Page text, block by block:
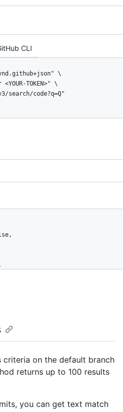
CLI
search/code?q=Q"
blob/
criteria on the default branch
returns up to 100 results
you can get text match